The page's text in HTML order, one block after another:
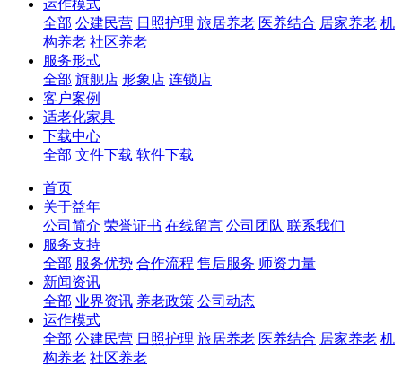
运作模式
全部 公建民营 日照护理 旅居养老 医养结合 居家养老 机
构养老 社区养老
服务形式
全部 旗舰店 形象店 连锁店
客户案例
适老化家具
下载中心
全部 文件下载 软件下载
首页
关于益年
公司简介 荣誉证书 在线留言 公司团队 联系我们
服务支持
全部 服务优势 合作流程 售后服务 师资力量
新闻资讯
全部 业界资讯 养老政策 公司动态
运作模式
全部 公建民营 日照护理 旅居养老 医养结合 居家养老 机
构养老 社区养老